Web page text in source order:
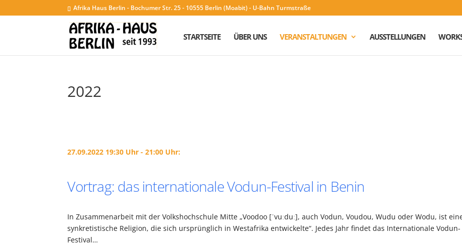
Afrika Haus Berlin - Bochumer Str. 25 - 10555 Berlin (Moabit) - U-Bahn Turmstraße
STARTSEITE ÜBER UNS VERANSTALTUNGEN AUSSTELLUNGEN
2022
27.09.2022 19:30 Uhr - 21:00 Uhr:
Vortrag: das internationale Vodun-Festival in Benin
In Zusammenarbeit mit der Volkshochschule Mitte „Voodoo [ˈvuːduː], auch Vodun, Voudou, Wudu oder Wodu, ist
synkretistische Religion, die sich ursprünglich in Westafrika entwickelte“. Jedes Jahr findet das Internationale Vodun-
Festival…